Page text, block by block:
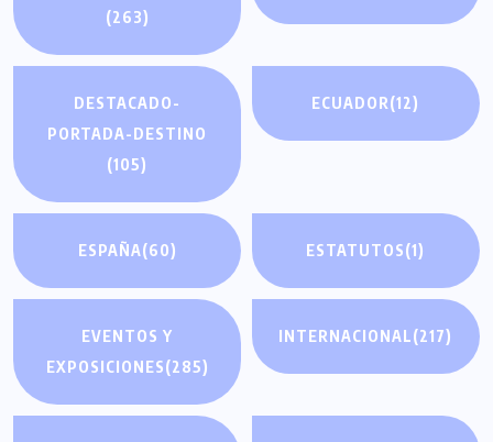
(263)
DESTACADO-
PORTADA-DESTINO
(105)
ECUADOR(12)
ESPAÑA(60) ESTATUTOS(1)
EVENTOS Y
EXPOSICIONES(285)
INTERNACIONAL(217)